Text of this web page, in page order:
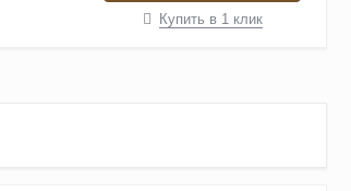
Купить в 1 клик